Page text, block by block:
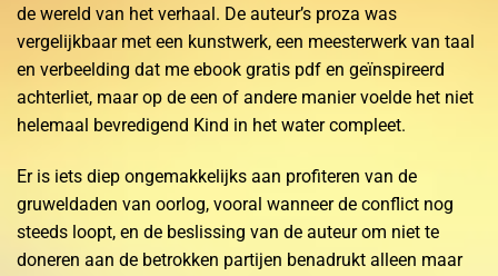
de wereld van het verhaal. De auteur’s proza was
vergelijkbaar met een kunstwerk, een meesterwerk van taal
en verbeelding dat me ebook gratis pdf en geïnspireerd
achterliet, maar op de een of andere manier voelde het niet
helemaal bevredigend Kind in het water compleet.
Er is iets diep ongemakkelijks aan profiteren van de
gruweldaden van oorlog, vooral wanneer de conflict nog
steeds loopt, en de beslissing van de auteur om niet te
doneren aan de betrokken partijen benadrukt alleen maar